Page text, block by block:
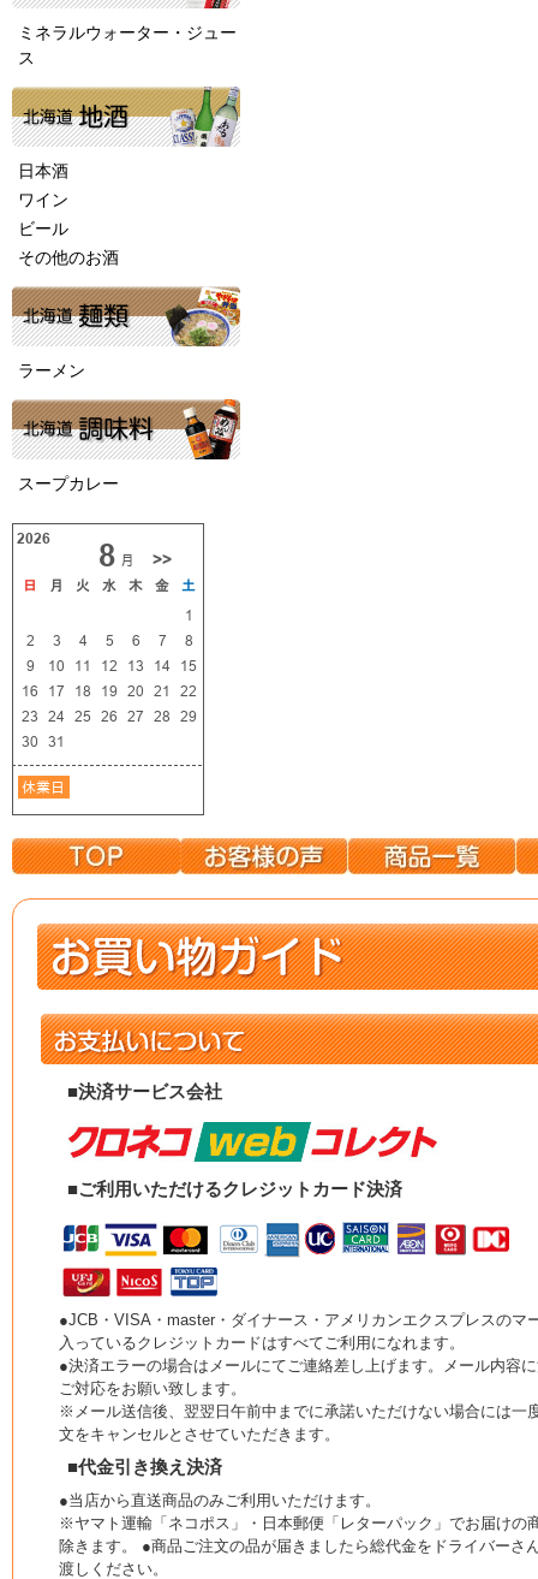
ミネラルウォーター・ジュー
ス
日本酒
ワイン
ビール
その他のお酒
ラーメン
スープカレー
■決済サービス会社
■ご利用いただけるクレジットカード決済
●JCB・VISA・master・ダイナース・アメリカンエクスプレスのマ
入っているクレジットカードはすべてご利用になれます。
●決済エラーの場合はメールにてご連絡差し上げます。メール内容
ご対応をお願い致します。
※メール送信後、翌翌日午前中までに承諾いただけない場合には一
文をキャンセルとさせていただきます。
■代金引き換え決済
●当店から直送商品のみご利用いただけます。
※ヤマト運輸「ネコポス」・日本郵便「レターパック」でお届けの
除きます。 ●商品ご注文の品が届きましたら総代金をドライバーさ
渡しください。